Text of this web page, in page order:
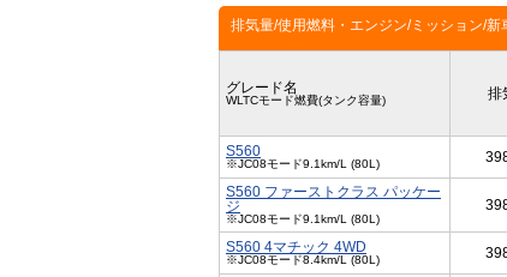
排気量/使用燃料・エンジン/ミッション/新
グレード名
WLTCモード燃費(タンク容量) 排
S560
※JC08モード9.1km/L (80L)
S560 ファーストクラス パッケー
ジ
※JC08モード9.1km/L (80L)
S560 4マチック 4WD
※JC08モード8.4km/L (80L)